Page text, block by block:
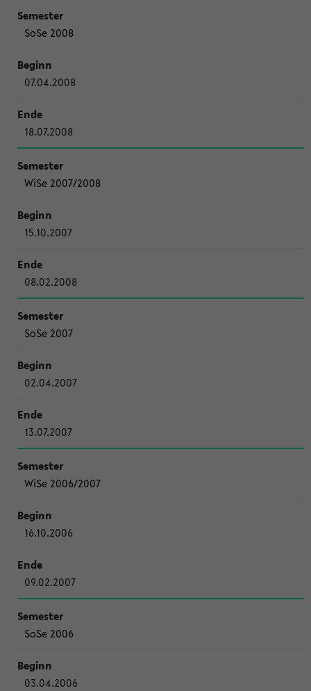
SoSe 2008
07.04.2008
18.07.2008
WiSe 2007/2008
15.10.2007
08.02.2008
SoSe 2007
02.04.2007
13.07.2007
WiSe 2006/2007
16.10.2006
09.02.2007
SoSe 2006
03.04.2006